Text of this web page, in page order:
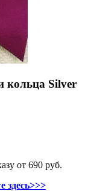
кольца Silver
от 690 руб.
здесь>>>